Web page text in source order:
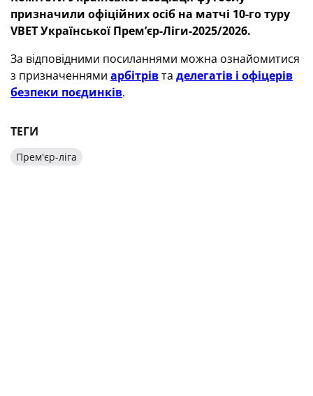
призначили офіційних осіб на матчі 10-го туру
VBETУкраїнської Премʼєр-Ліги-2025/2026.
За відповідними посиланнями можна ознайомитися
з призначеннями арбітрівта делегатів і офіцерів
безпеки поєдинків.
ТЕГИ
Прем'єр-ліга